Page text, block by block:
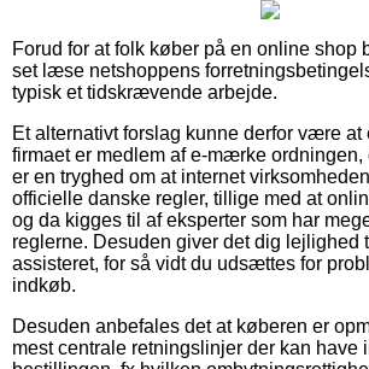
Forud for at folk køber på en online shop
set læse netshoppens
typisk et tidskrævende arbejde.
Et alternativt forslag kunne derfor være at
firmaet er medlem af e-mærke ordningen,
er en tryghed om at internet
officielle danske regler, tillige med at
og da kigges til af eksperter som har
reglerne. Desuden giver det dig lejlighed
assisteret, for så vidt du udsættes for
indkøb.
Desuden anbefales det at køberen er
mest centrale retningslinjer der kan have